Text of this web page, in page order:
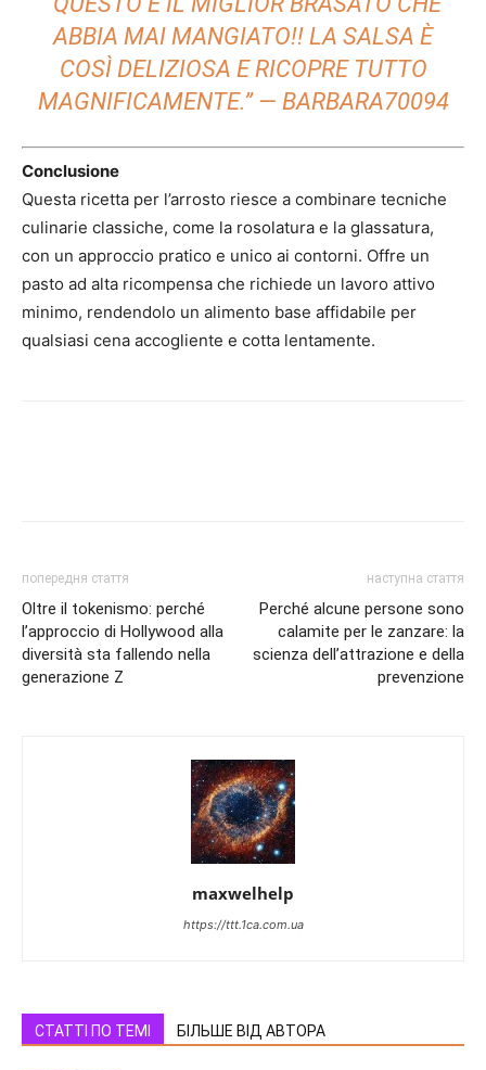
ABBIA MAI MANGIATO!! LA SALSA È
COSÌ DELIZIOSA E RICOPRE TUTTO
MAGNIFICAMENTE.” — BARBARA70094
Conclusione
Questa ricetta per l’arrosto riesce a combinare tecniche
culinarie classiche, come la rosolatura e la glassatura,
con un approccio pratico e unico ai contorni. Offre un
pasto ad alta ricompensa che richiede un lavoro attivo
minimo, rendendolo un alimento base affidabile per
qualsiasi cena accogliente e cotta lentamente.
попередня стаття
Oltre il tokenismo: perché
l’approccio di Hollywood alla
diversità sta fallendo nella
generazione Z
наступна стаття
Perché alcune persone sono
calamite per le zanzare: la
scienza dell’attrazione e della
prevenzione
maxwelhelp
https://ttt.1ca.com.ua
СТАТТІ ПО ТЕМІ БІЛЬШЕ ВІД АВТОРА